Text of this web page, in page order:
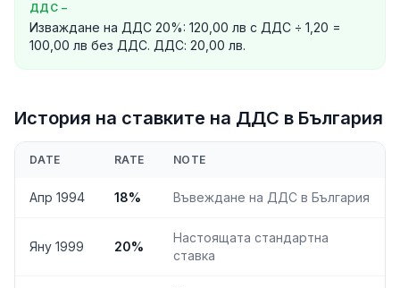
ДДС−
Изваждане на ДДС 20%: 120,00 лв с ДДС ÷ 1,20 =
100,00 лв без ДДС. ДДС: 20,00 лв.
История на ставките на ДДС в България
DATE RATE NOTE
Апр 1994 18% Въвеждане на ДДС в България
Яну 1999 20%
Настоящата стандартна
ставка